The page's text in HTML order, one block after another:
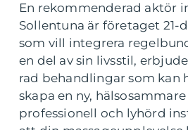
En rekommenderad aktör
Sollentuna är företaget 21-
som vill integrera
en del av sin livsstil,
rad behandlingar som kan
skapa en ny,
professionell och lyhörd